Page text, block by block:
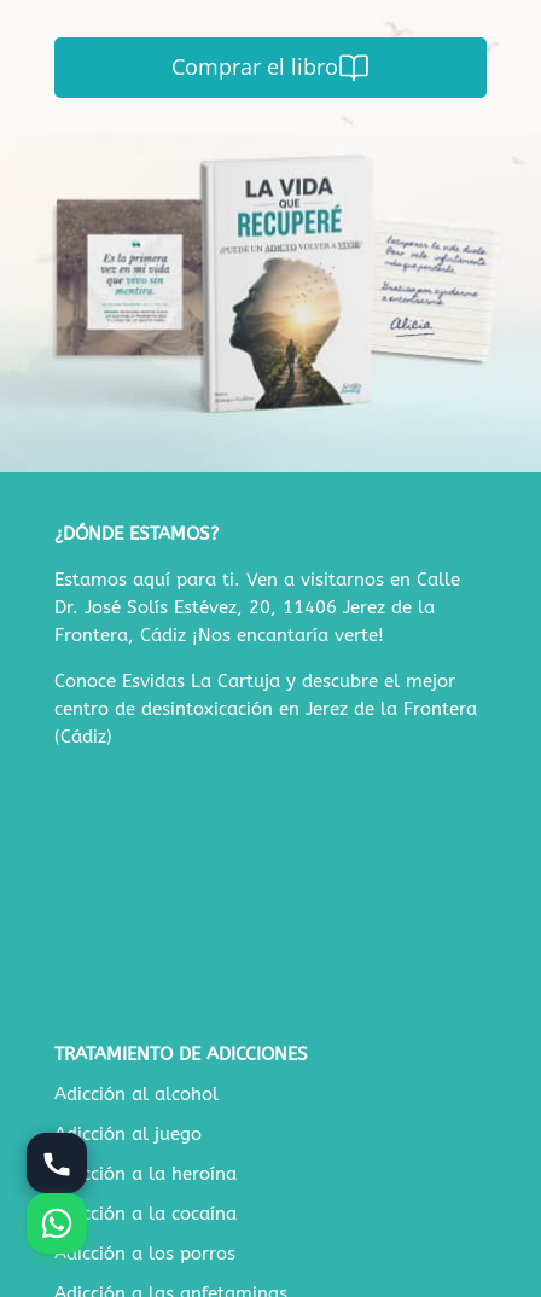
Comprar el libro
¿DÓNDE ESTAMOS?
Estamos aquí para ti. Ven a visitarnos en Calle
Dr. José Solís Estévez, 20, 11406 Jerez de la
Frontera, Cádiz¡Nos encantaría verte!
Conoce Esvidas La Cartuja y descubre el mejor
centro de desintoxicación en Jerez de la Frontera
(Cádiz)
TRATAMIENTO DE ADICCIONES
Adicción al alcohol
Adicción al juego
Adicción a la heroína
Adicción a la cocaína
Adicción a los porros